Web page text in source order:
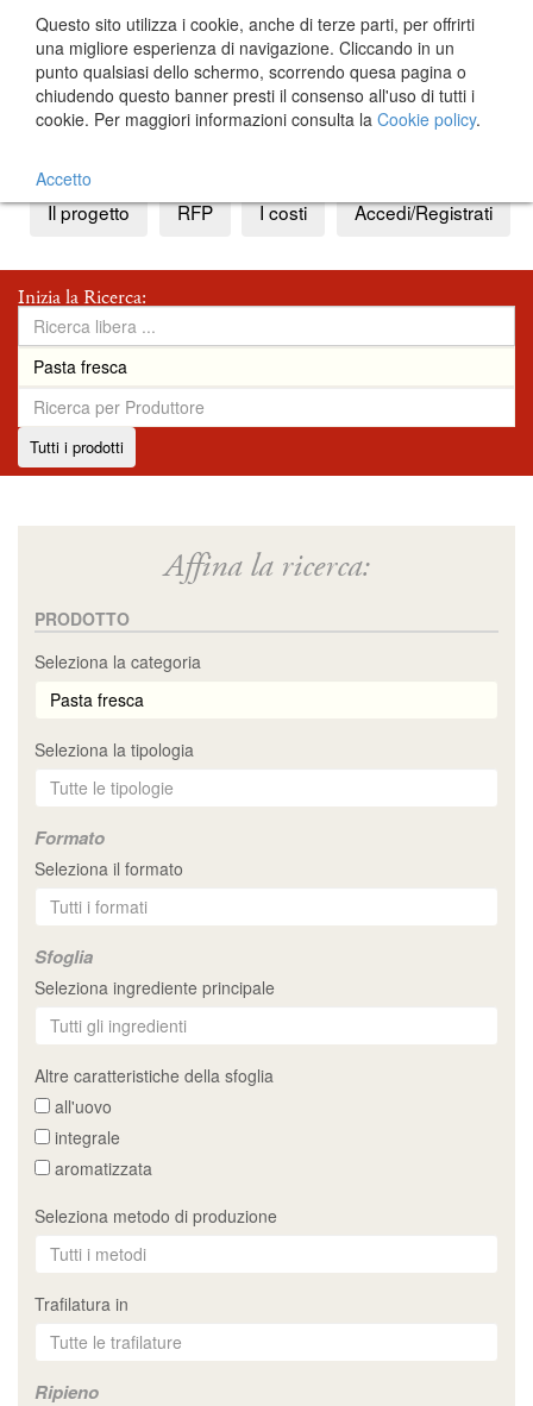
Il progetto RFP I costi Accedi/Registrati
Inizia la Ricerca:
Tutti i prodotti
Affina la ricerca:
PRODOTTO
Seleziona la categoria
Seleziona la tipologia
Formato
Seleziona il formato
Sfoglia
Seleziona ingrediente principale
Altre caratteristiche della sfoglia
all'uovo
integrale
aromatizzata
Seleziona metodo di produzione
Trafilatura in
Ripieno
Questo sito utilizza i cookie, anche di terze parti, per offrirti
una migliore esperienza di navigazione. Cliccando in un
punto qualsiasi dello schermo, scorrendo quesa pagina o
chiudendo questo banner presti il consenso all'uso di tutti i
cookie. Per maggiori informazioni consulta la Cookie policy.
Accetto